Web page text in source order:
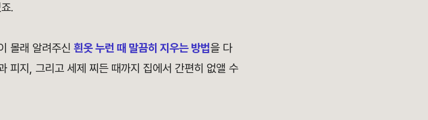
.
몰래 알려주신 흰옷 누런 때 말끔히 지우는 방법을 다
피지, 그리고 세제 찌든 때까지 집에서 간편히 없앨 수